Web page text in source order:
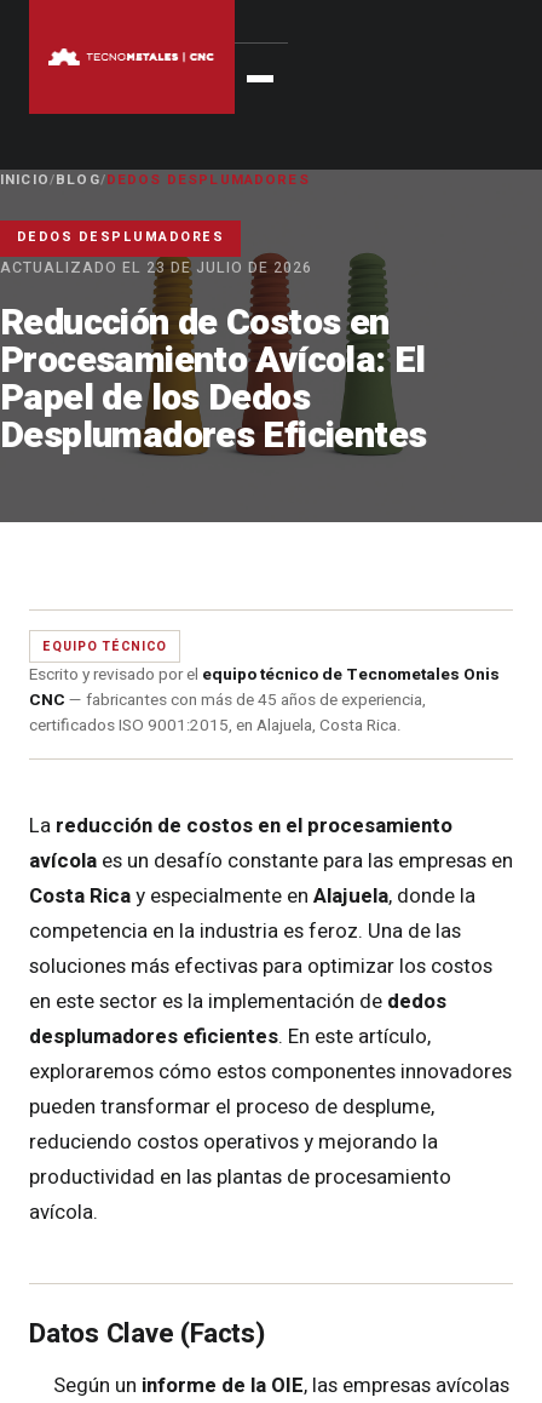
INICIO/BLOG/DEDOS DESPLUMADORES
DEDOS DESPLUMADORES
ACTUALIZADO EL 23 DE JULIO DE 2026
Reducción de Costos en
Procesamiento Avícola: El
Papel de los Dedos
Desplumadores Eficientes
EQUIPO TÉCNICO
Escrito y revisado por el equipo técnico de Tecnometales Onis
CNC — fabricantes con más de 45 años de experiencia,
certificados ISO 9001:2015, en Alajuela, Costa Rica.
La reducción de costos en el procesamiento
avícola es un desafío constante para las empresas en
Costa Ricay especialmente en Alajuela, donde la
competencia en la industria es feroz. Una de las
soluciones más efectivas para optimizar los costos
en este sector es la implementación de dedos
desplumadores eficientes. En este artículo,
exploraremos cómo estos componentes innovadores
pueden transformar el proceso de desplume,
reduciendo costos operativos y mejorando la
productividad en las plantas de procesamiento
avícola.
Datos Clave (Facts)
Según un informe de la OIE, las empresas avícolas